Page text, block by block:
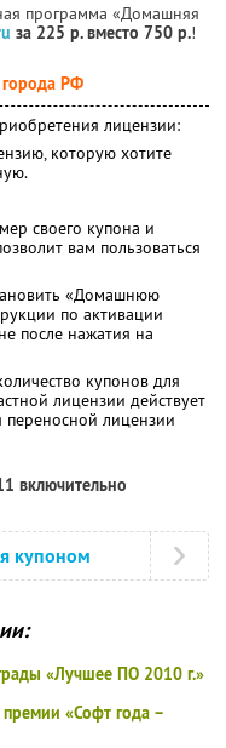
программа «Домашняя
за 225 р. вместо 750 р.!
города РФ
лицензии:
которую хотите
своего купона и
вам пользоваться
«Домашнюю
по активации
после нажатия на
купонов для
лицензии действует
лицензии
включительно
купоном
«Лучшее ПО 2010 г.»
«Софт года –